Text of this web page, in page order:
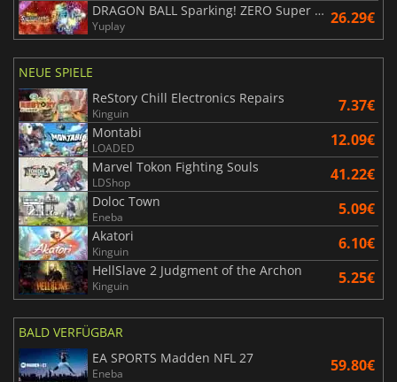
DRAGON BALL Sparking! ZERO Super Limit Breaking NEO
Yuplay 26.29€
NEUE SPIELE
ReStory Chill Electronics Repairs
Kinguin 7.37€
Montabi
LOADED 12.09€
Marvel Tokon Fighting Souls
LDShop 41.22€
Doloc Town
Eneba 5.09€
Akatori
Kinguin 6.10€
HellSlave 2 Judgment of the Archon
Kinguin 5.25€
BALD VERFÜGBAR
EA SPORTS Madden NFL 27
Eneba 59.80€